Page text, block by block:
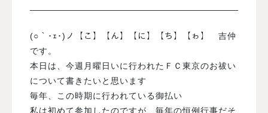
入試案内
学校情報
オープンキャンパス
(○｀･ｪ･)ノ【こ】【ん】【に】【ち】【ゎ】 吉仲
です。
本日は、今週月曜日いに行われたＦＣ東京のお祓い
について書きたいと思います
毎年、この時期に行われている御払い
私は初めて参加したのですが、毎年の恒例行事だそ